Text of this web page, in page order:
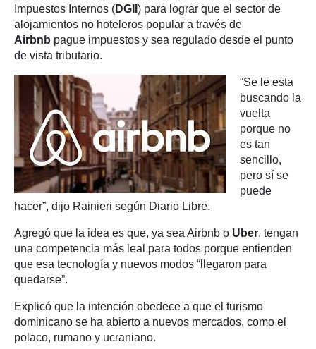
Impuestos Internos (DGII ) para lograr que el sector de
alojamientos no hoteleros popular a través de
Airbnb pague impuestos y sea regulado desde el punto
de vista tributario.
“Se le esta
buscando la
vuelta
porque no
es tan
sencillo,
pero sí se
puede
hacer”, dijo Rainieri según Diario Libre.
Agregó que la idea es que, ya sea Airbnb o Uber, tengan
una competencia más leal para todos porque entienden
que esa tecnología y nuevos modos “llegaron para
quedarse”.
Explicó que la intención obedece a que el turismo
dominicano se ha abierto a nuevos mercados, como el
polaco, rumano y ucraniano.